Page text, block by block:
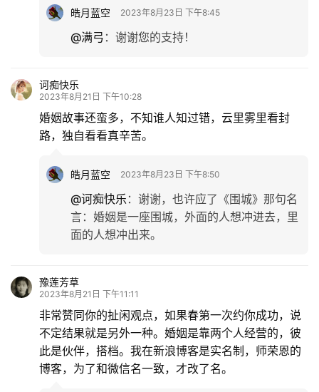
皓月蓝空 2023年8月23日 下午8:45
@满弓 ： 谢谢您的支持！
诃痴快乐
2023年8月21日 下午10:28
婚姻故事还蛮多，不知谁人知过错，云里雾里看封
路，独自看看真辛苦。
皓月蓝空 2023年8月23日 下午8:50
@诃痴快乐 ： 谢谢，也许应了《围城》那句名
言：婚姻是一座围城，外面的人想冲进去，里
面的人想冲出来。
豫莲芳草
2023年8月21日 下午11:11
非常赞同你的扯闲观点，如果春第一次约你成功，说
不定结果就是另外一种。婚姻是靠两个人经营的，彼
此是伙伴，搭档。我在新浪博客是实名制，师荣恩的
博客，为了和微信名一致，才改了名。